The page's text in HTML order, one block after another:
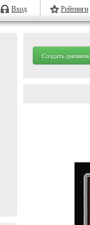
Вход Рейтинги
Создать дневник